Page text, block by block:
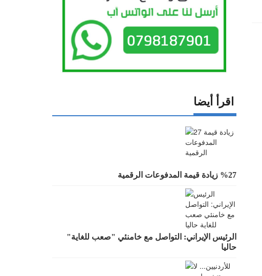
اقرأ أيضا
%27 زيادة قيمة المدفوعات الرقمية
الرئيس الإيراني: التواصل مع خامنئي "صعب للغاية"
حاليا